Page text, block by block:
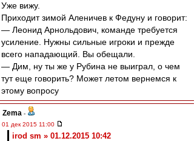
Уже вижу.
Приходит зимой Аленичев к Федуну и говорит:
— Леонид Арнольдович, команде требуется
усиление. Нужны сильные игроки и прежде
всего нападающий. Вы обещали.
— Дим, ну ты же у Рубина не выиграл, о чем
тут еще говорить? Может летом вернемся к
этому вопросу
Zema -
01 дек 2015 11:00
irod sm » 01.12.2015 10:42